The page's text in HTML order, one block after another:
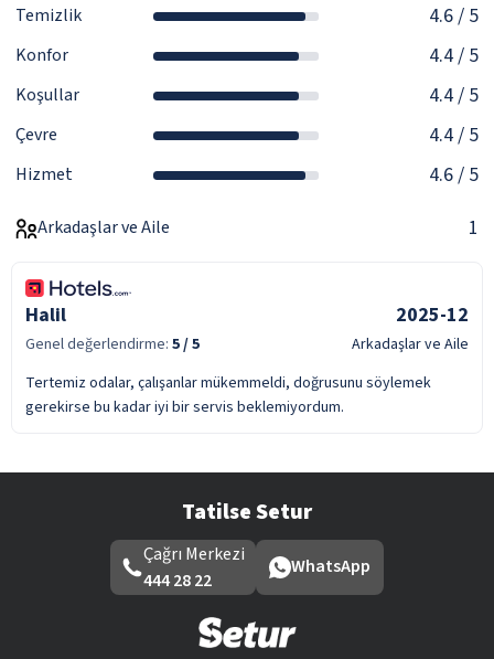
Temizlik 4.6/ 5
Konfor 4.4/ 5
Koşullar 4.4/ 5
Çevre 4.4/ 5
Hizmet 4.6/ 5
Arkadaşlar ve Aile 1
Halil 2025-12
Genel değerlendirme: 5/ 5
Arkadaşlar ve Aile
Tertemiz odalar, çalışanlar mükemmeldi, doğrusunu söylemek
gerekirse bu kadar iyi bir servis beklemiyordum.
Tatilse Setur
Çağrı Merkezi
444 28 22
WhatsApp